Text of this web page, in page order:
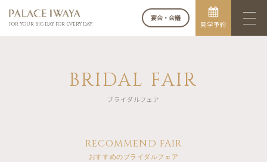
FOR YOUR BIG DAY. FOR EVERY DAY.
宴会・会議
見学予約
BRIDAL FAIR
ブライダルフェア
RECOMMEND FAIR
おすすめのブライダルフェア